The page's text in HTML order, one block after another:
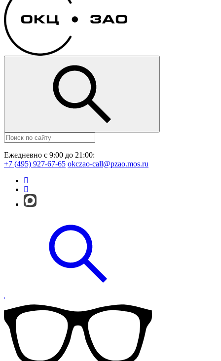
Ежедневно с 9:00 до 21:00:
+7 (495) 927-67-65 okczao-call@pzao.mos.ru